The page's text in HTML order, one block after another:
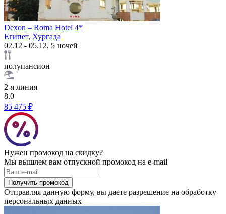
Dexon – Roma Hotel 4*
Египет, Хургада
02.12 - 05.12, 5 ночей
полупансион
2-я линия
8.0
85 475 ₽
Нужен промокод на скидку?
Мы вышлем вам отпускной промокод на e-mail
Получить промокод
Отправляя данную форму, вы даете разрешение на обработку
персональных данных